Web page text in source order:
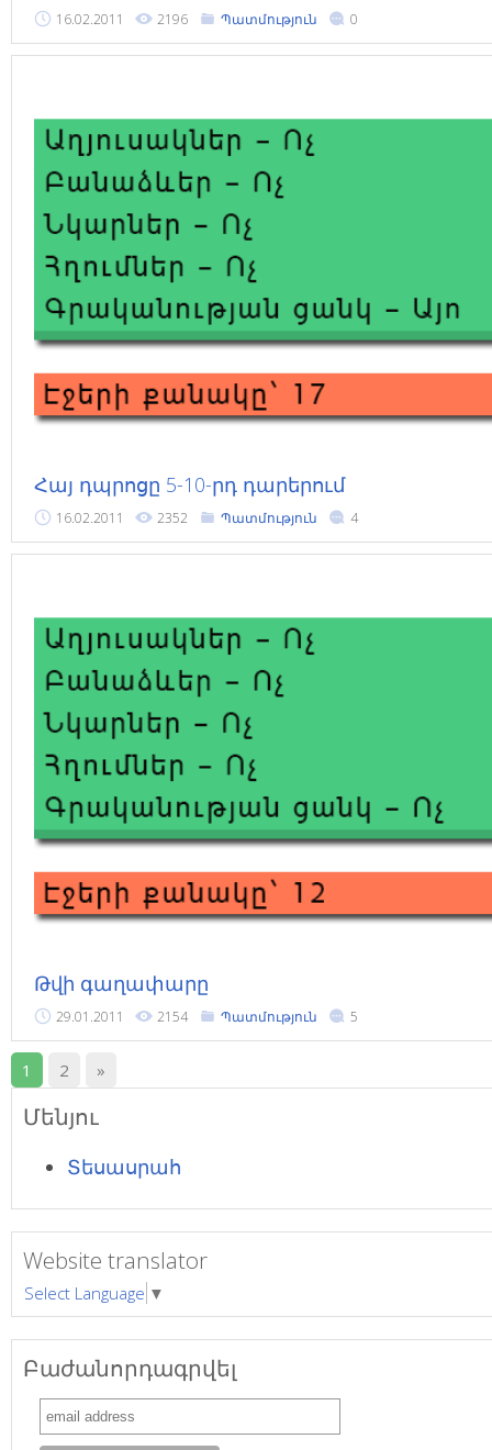
16.02.2011 2196 Պատմություն 0
Հայ դպրոցը 5-10-րդ դարերում
16.02.2011 2352 Պատմություն 4
Թվի գաղափարը
29.01.2011 2154 Պատմություն 5
1 2 »
Մենյու
Տեսասրահ
Website translator
Select Language ▼
Բաժանորդագրվել